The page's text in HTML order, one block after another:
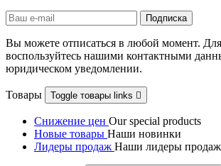
Вы можете отписаться в любой момент.
воспользуйтесь нашими контактными
юридическом уведомлении.
Товары Toggle товары links 
Снижение цен Our special products
Новые товары Наши новинки
Лидеры продаж Наши лидеры продаж